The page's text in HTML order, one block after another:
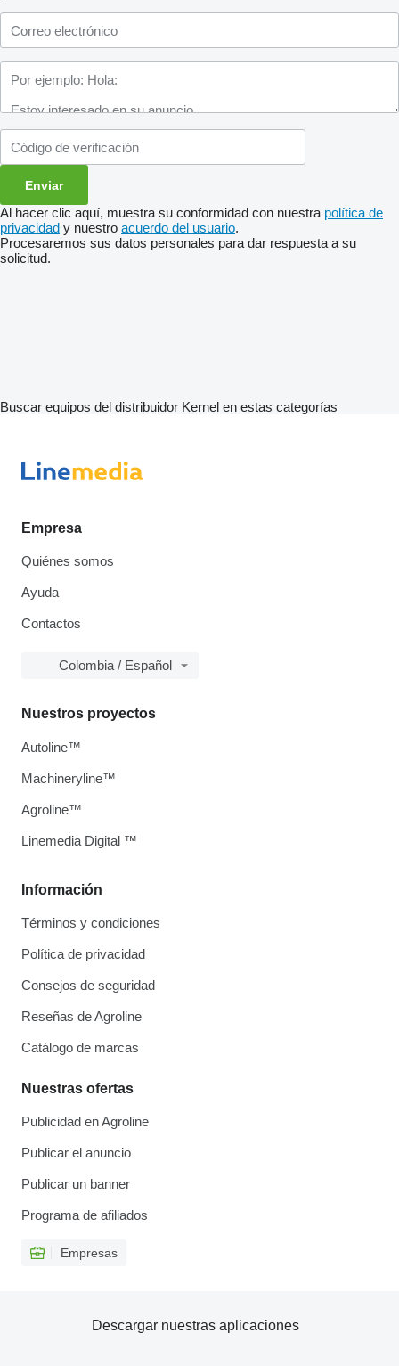
Al hacer clic aquí, muestra su conformidad con nuestra política de
privacidad y nuestro acuerdo del usuario.
Procesaremos sus datos personales para dar respuesta a su
solicitud.
Buscar equipos del distribuidor Kernel en estas categorías
Empresa
Quiénes somos
Ayuda
Contactos
Colombia / Español
Información
Términos y condiciones
Política de privacidad
Consejos de seguridad
Reseñas de Agroline
Catálogo de marcas
Nuestras ofertas
Publicidad en Agroline
Publicar el anuncio
Publicar un banner
Programa de afiliados
Empresas
Nuestros proyectos
Autoline™
Machineryline™
Agroline™
Linemedia Digital ™
Descargar nuestras aplicaciones